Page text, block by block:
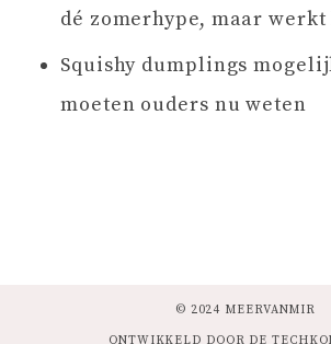
dé zomerhype, maar werkt
Squishy dumplings
moeten ouders nu weten